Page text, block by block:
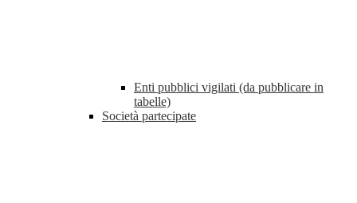
Enti pubblici vigilati (da pubblicare in
tabelle)
Società partecipate